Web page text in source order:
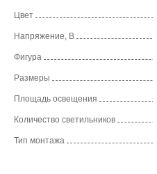
Цвет
Напряжение, В
Фигура
Размеры
Площадь освещения
Количество светильников
Тип монтажа